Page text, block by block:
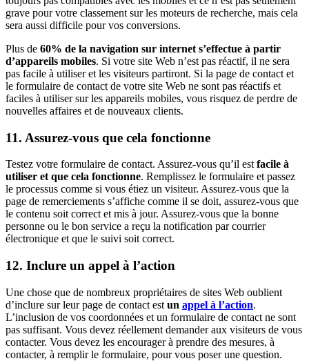
grave pour votre classement sur les moteurs de recherche, mais cela
sera aussi difficile pour vos conversions.
Plus de 60% de la navigation sur internet s’effectue à partir
d’appareils mobiles. Si votre site Web n’est pas réactif, il ne sera
pas facile à utiliser et les visiteurs partiront. Si la page de contact et
le formulaire de contact de votre site Web ne sont pas réactifs et
faciles à utiliser sur les appareils mobiles, vous risquez de perdre de
nouvelles affaires et de nouveaux clients.
11. Assurez-vous que cela fonctionne
Testez votre formulaire de contact. Assurez-vous qu’il est facile à
utiliser et que cela fonctionne. Remplissez le formulaire et passez
le processus comme si vous étiez un visiteur. Assurez-vous que la
page de remerciements s’affiche comme il se doit, assurez-vous que
le contenu soit correct et mis à jour. Assurez-vous que la bonne
personne ou le bon service a reçu la notification par courrier
électronique et que le suivi soit correct.
12. Inclure un appel à l’action
Une chose que de nombreux propriétaires de sites Web oublient
d’inclure sur leur page de contact est un appel à l’action.
L’inclusion de vos coordonnées et un formulaire de contact ne sont
pas suffisant. Vous devez réellement demander aux visiteurs de vous
contacter. Vous devez les encourager à prendre des mesures, à
contacter, à remplir le formulaire, pour vous poser une question.